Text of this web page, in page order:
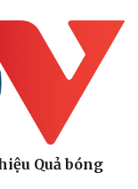
nghệQuả bóng